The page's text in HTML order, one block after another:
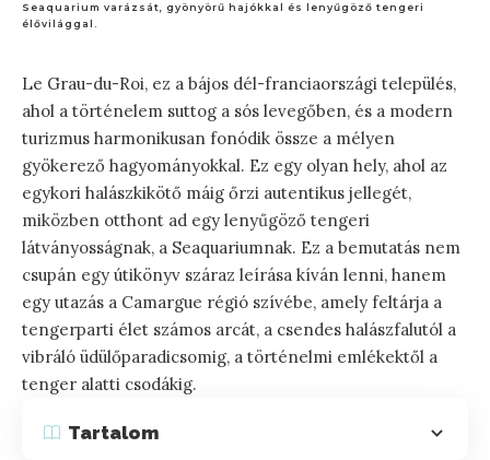
Seaquarium varázsát, gyönyörű hajókkal és lenyűgöző tengeri
élővilággal.
Le Grau-du-Roi, ez a bájos dél-franciaországi település,
ahol a történelem suttog a sós levegőben, és a modern
turizmus harmonikusan fonódik össze a mélyen
gyökerező hagyományokkal. Ez egy olyan hely, ahol az
egykori halászkikötő máig őrzi autentikus jellegét,
miközben otthont ad egy lenyűgöző tengeri
látványosságnak, a Seaquariumnak. Ez a bemutatás nem
csupán egy útikönyv száraz leírása kíván lenni, hanem
egy utazás a Camargue régió szívébe, amely feltárja a
tengerparti élet számos arcát, a csendes halászfalutól a
vibráló üdülőparadicsomig, a történelmi emlékektől a
tenger alatti csodákig.
Tartalom